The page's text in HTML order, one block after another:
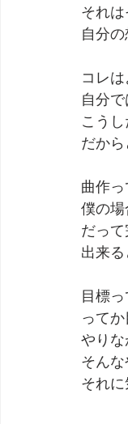
それは
自分
コレは
自分
こう
だか
曲作
僕の
だっ
出来る
目標
って
やり
そん
それに